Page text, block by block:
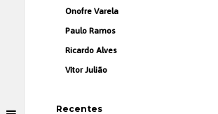
Onofre Varela
Paulo Ramos
Ricardo Alves
Vítor Julião
Recentes